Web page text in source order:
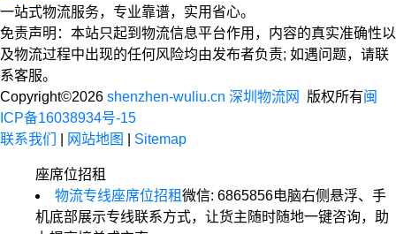
一站式物流服务，专业靠谱，实用省心。
免责声明：本站只起到物流信息平台作用，内容的真实准确性以
及物流过程中出现的任何风险均由发布者负责; 如遇问题，请联
系客服。
Copyright©2026 shenzhen-wuliu.cn 深圳物流网 版权所有闽
ICP备16038934号-15
联系我们
网站地图 Sitemap
座席位招租
物流专线座席位招租微信: 6865856电脑右侧悬浮、手
机底部展示专线联系方式，让货主随时随地一键咨询，助